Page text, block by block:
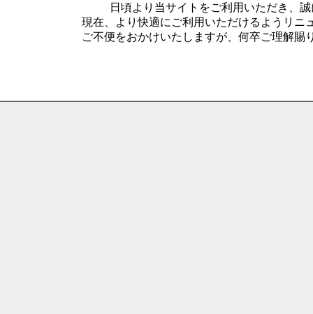
日頃より当サイトをご利用いただき、
現在、より快適にご利用いただけるようリニ
ご不便をおかけいたしますが、何卒ご理解賜